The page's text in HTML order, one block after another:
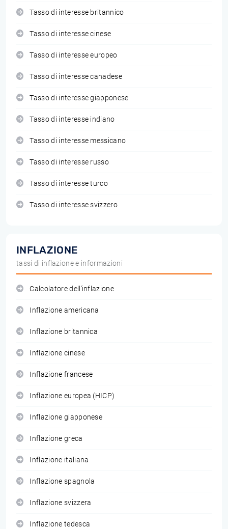
Tasso di interesse britannico
Tasso di interesse cinese
Tasso di interesse europeo
Tasso di interesse canadese
Tasso di interesse giapponese
Tasso di interesse indiano
Tasso di interesse messicano
Tasso di interesse russo
Tasso di interesse turco
Tasso di interesse svizzero
INFLAZIONE
tassi di inflazione e informazioni
Calcolatore dell'inflazione
Inflazione americana
Inflazione britannica
Inflazione cinese
Inflazione francese
Inflazione europea (HICP)
Inflazione giapponese
Inflazione greca
Inflazione italiana
Inflazione spagnola
Inflazione svizzera
Inflazione tedesca